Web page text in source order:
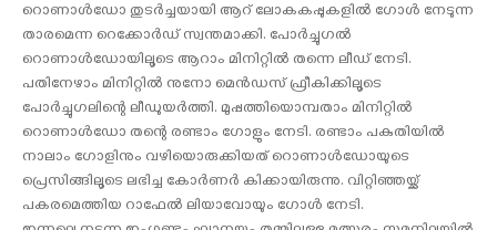
റൊണാള്‍ഡോ തുടര്‍ച്ചയായി ആറ് ലോകകപ്പുകളില്‍ ഗോള്‍ നേടുന്ന
താരമെന്ന റെക്കോര്‍ഡ് സ്വന്തമാക്കി. പോര്‍ച്ചുഗല്‍
റൊണാള്‍ഡോയിലൂടെ ആറാം മിനിറ്റില്‍ തന്നെ ലീഡ് നേടി.
പതിനേഴാം മിനിറ്റില്‍ നുനോ മെന്‍ഡസ് ഫ്രീകിക്കിലൂടെ
പോര്‍ച്ചുഗലിന്റെ ലീഡുയര്‍ത്തി. മുപ്പത്തിയൊമ്പതാം മിനിറ്റില്‍
റൊണാള്‍ഡോ തന്റെ രണ്ടാം ഗോളും നേടി. രണ്ടാം പകുതിയില്‍
നാലാം ഗോളിനും വഴിയൊരുക്കിയത് റൊണാള്‍ഡോയുടെ
പ്രെസിങ്ങിലൂടെ ലഭിച്ച കോര്‍ണര്‍ കിക്കായിരുന്നു. വിറ്റിഞ്ഞയ്ക്ക്
പകരമെത്തിയ റാഫേല്‍ ലിയാവോയും ഗോള്‍ നേടി.